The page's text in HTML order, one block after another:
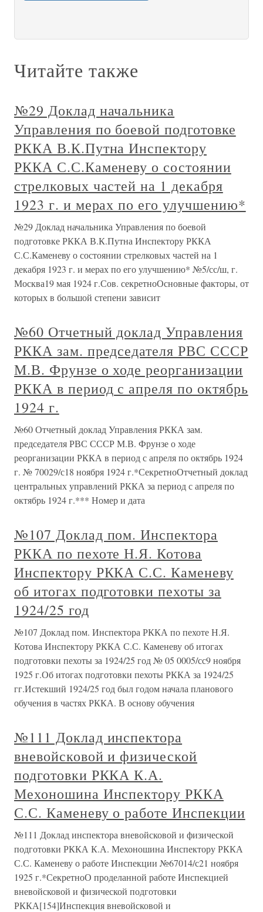
Читайте также
№29 Доклад начальника
Управления по боевой подготовке
РККА В.К.Путна Инспектору
РККА С.С.Каменеву о состоянии
стрелковых частей на 1 декабря
1923 г. и мерах по его улучшению*
№29 Доклад начальника Управления по боевой
подготовке РККА В.К.Путна Инспектору РККА
С.С.Каменеву о состоянии стрелковых частей на 1
декабря 1923 г. и мерах по его улучшению* №5/сс/ш, г.
Москва19 мая 1924 г.Сов. секретноОсновные факторы, от
которых в большой степени зависит
№60 Отчетный доклад Управления
РККА зам. председателя РВС СССР
М.В. Фрунзе о ходе реорганизации
РККА в период с апреля по октябрь
1924 г.
№60 Отчетный доклад Управления РККА зам.
председателя РВС СССР М.В. Фрунзе о ходе
реорганизации РККА в период с апреля по октябрь 1924
г. № 70029/с18 ноября 1924 г.*СекретноОтчетный доклад
центральных управлений РККА за период с апреля по
октябрь 1924 г.*** Номер и дата
№107 Доклад пом. Инспектора
РККА по пехоте Н.Я. Котова
Инспектору РККА С.С. Каменеву
об итогах подготовки пехоты за
1924/25 год
№107 Доклад пом. Инспектора РККА по пехоте Н.Я.
Котова Инспектору РККА С.С. Каменеву об итогах
подготовки пехоты за 1924/25 год № 05 0005/сс9 ноября
1925 г.Об итогах подготовки пехоты РККА за 1924/25
гг.Истекший 1924/25 год был годом начала планового
обучения в частях РККА. В основу обучения
№111 Доклад инспектора
вневойсковой и физической
подготовки РККА К.А.
Мехоношина Инспектору РККА
С.С. Каменеву о работе Инспекции
№111 Доклад инспектора вневойсковой и физической
подготовки РККА К.А. Мехоношина Инспектору РККА
С.С. Каменеву о работе Инспекции №67014/с21 ноября
1925 г.*СекретноО проделанной работе Инспекцией
вневойсковой и физической подготовки
РККА[154]Инспекция вневойсковой и